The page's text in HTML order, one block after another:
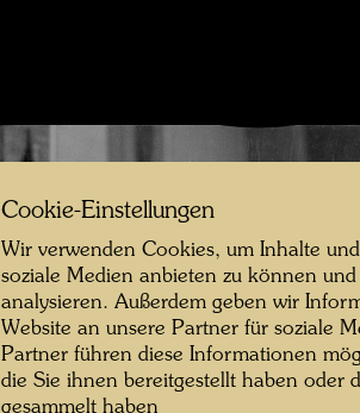
Cookie-Einstellungen
Wir verwenden Cookies, um Inhalte
soziale Medien anbieten zu können
analysieren. Außerdem geben wir
Website an unsere Partner für soziale
Partner führen diese Informationen
die Sie ihnen bereitgestellt haben oder
gesammelt haben